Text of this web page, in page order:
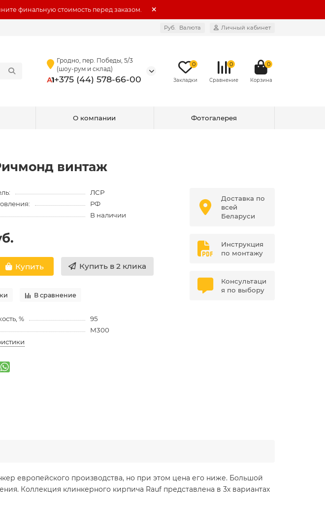
финальную стоимость перед заказом.
Руб. Валюта Личный кабинет
Гродно, пер. Победы, 5/3
(шоу-рум и склад)
А1+375 (44) 578-66-00
0 0 0
О компании Фотогалерея
винтаж
ЛСР
РФ
В наличии
Купить Купить в 2 клика
В сравнение
%
95
М300
Доставка по
всей
Беларуси
Инструкция
по монтажу
Консультаци
я по выбору
европейского производства, но при этом цена его ниже. Большой
Коллекция клинкерного кирпича Rauf представлена в 3х вариантах